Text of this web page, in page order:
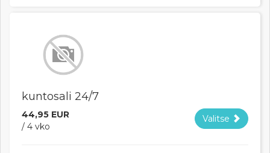
kuntosali 24/7
44,95 EUR
/ 4 vko
Valitse